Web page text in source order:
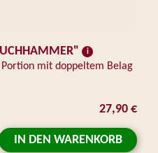
Portion mit doppeltem Belag
27,90 €
IN DEN WARENKORB